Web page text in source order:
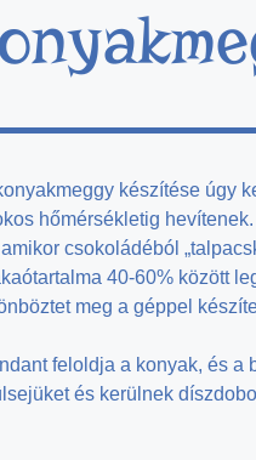
készítése úgy
hőmérsékletig
csokoládéból
40-60% között
meg a géppel
feloldja a konyak, és a
és kerülnek